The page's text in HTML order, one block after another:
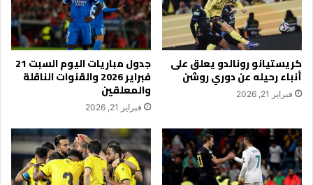
كريستيانو رونالدو يعلق على
أنباء رحيله عن دوري روشن
فبراير 21, 2026
جدول مباريات اليوم السبت 21
فبراير 2026 والقنوات الناقلة
والمعلقين
فبراير 21, 2026